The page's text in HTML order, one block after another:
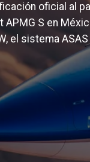
oficial al
S en
el sistema